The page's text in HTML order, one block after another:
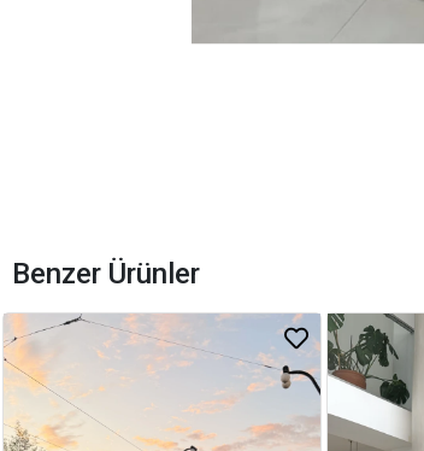
Benzer Ürünler